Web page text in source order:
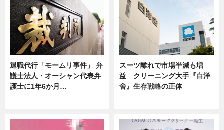
退職代行「モームリ事件」 弁
護士法人・オーシャン代表弁
護士に1年6か月…
スーツ離れで市場半減も増
益 クリーニング大手『白洋
舍』生存戦略の正体